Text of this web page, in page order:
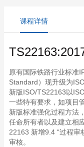
课程详情
原有国际铁路行业标准
Standard）现升级为
新版ISO/TS22163以
一些特有要求，如项目
新版标准强化过程方法
任命所有者以及建立相
22163 新增9.4 “过程审
审核。